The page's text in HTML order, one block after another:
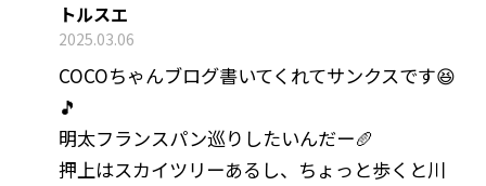
トルスエ
2025.03.06
COCOちゃんブログ書いてくれてサンクスです😆
🎵
明太フランスパン巡りしたいんだー🥖
押上はスカイツリーあるし、ちょっと歩くと川